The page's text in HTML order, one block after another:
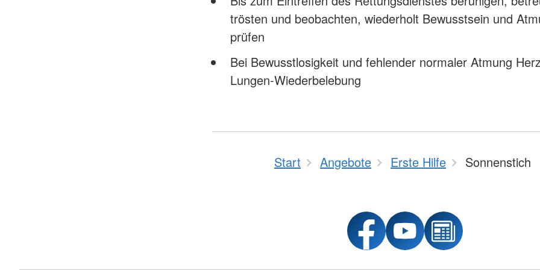
trösten und beobachten, wiederholt Bewusstsein und
prüfen
Bei Bewusstlosigkeit und fehlender normaler Atmung
Lungen-Wiederbelebung
Start Angebote Erste Hilfe Sonnenstich